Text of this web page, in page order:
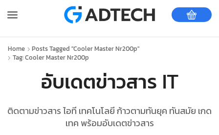
Home
Posts Tagged "cooler Master Nr200p"
Tag: Cooler Master Nr200p
อับเดตข่าวสาร IT
ติดตามข่าวสาร ไอที เทคโนโลยี ก้าวตามทันยุค ทันสมัย เกด
เทค พร้อมอับเดตข่าวสาร